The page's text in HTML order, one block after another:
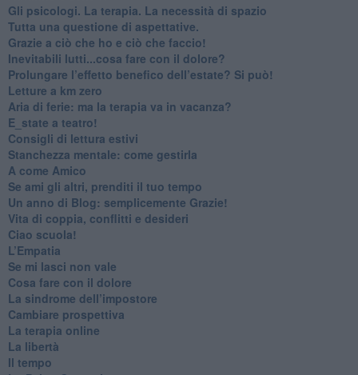
​Gli psicologi. La terapia. La necessità di spazio
​Tutta una questione di aspettative.
​Grazie a ciò che ho e ciò che faccio!
​Inevitabili lutti...cosa fare con il dolore?
Prolungare l’effetto benefico dell’estate? Si può!
​Letture a km zero
​Aria di ferie: ma la terapia va in vacanza?
​E_state a teatro!
​Consigli di lettura estivi
​Stanchezza mentale: come gestirla
​A come Amico
​Se ami gli altri, prenditi il tuo tempo
​Un anno di Blog: semplicemente Grazie!
​Vita di coppia, conflitti e desideri
​Ciao scuola!
​L’Empatia
​Se mi lasci non vale
Cosa fare con il dolore
​La sindrome dell’impostore
​Cambiare prospettiva
La terapia online
La libertà
​Il tempo